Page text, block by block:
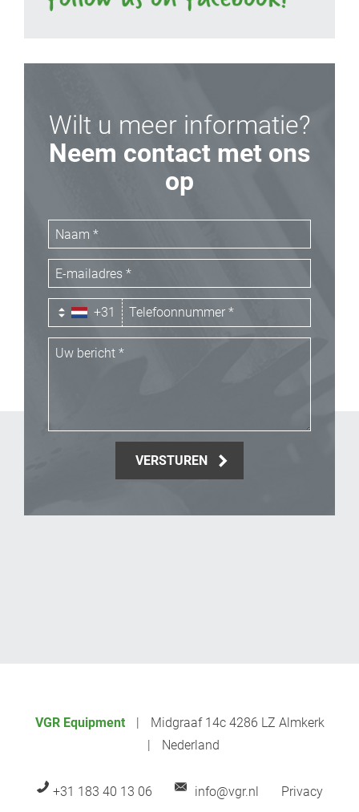
Wilt u meer informatie?
Neem contact met ons
op
+31
VERSTUREN
VGR Equipment
Midgraaf 14c 4286 LZ Almkerk
Nederland
+31 183 40 13 06 info@vgr.nl Privacy